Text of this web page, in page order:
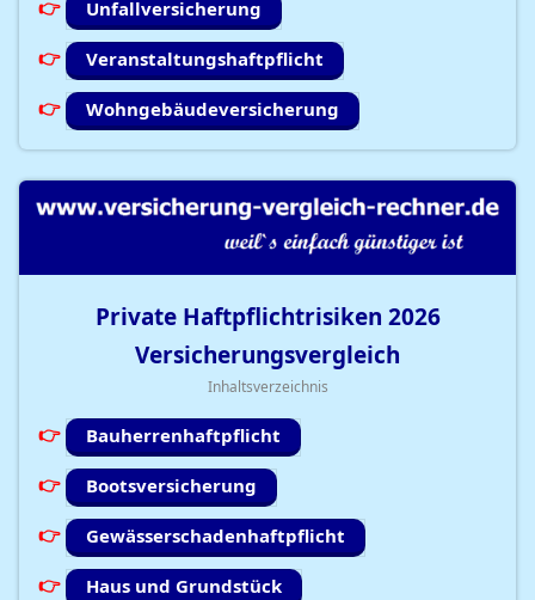
Unfallversicherung
Veranstaltungshaftpflicht
Wohngebäudeversicherung
Private Haftpflichtrisiken 2026
Versicherungsvergleich
Inhaltsverzeichnis
Bauherrenhaftpflicht
Bootsversicherung
Gewässerschadenhaftpflicht
Haus und Grundstück